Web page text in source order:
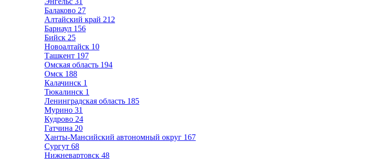
Балаково 27
Алтайский край 212
Барнаул 156
Бийск 25
Новоалтайск 10
Ташкент 197
Омская область 194
Омск 188
Калачинск 1
Тюкалинск 1
Ленинградская область 185
Мурино 31
Кудрово 24
Гатчина 20
Ханты-Мансийский автономный округ 167
Сургут 68
Нижневартовск 48